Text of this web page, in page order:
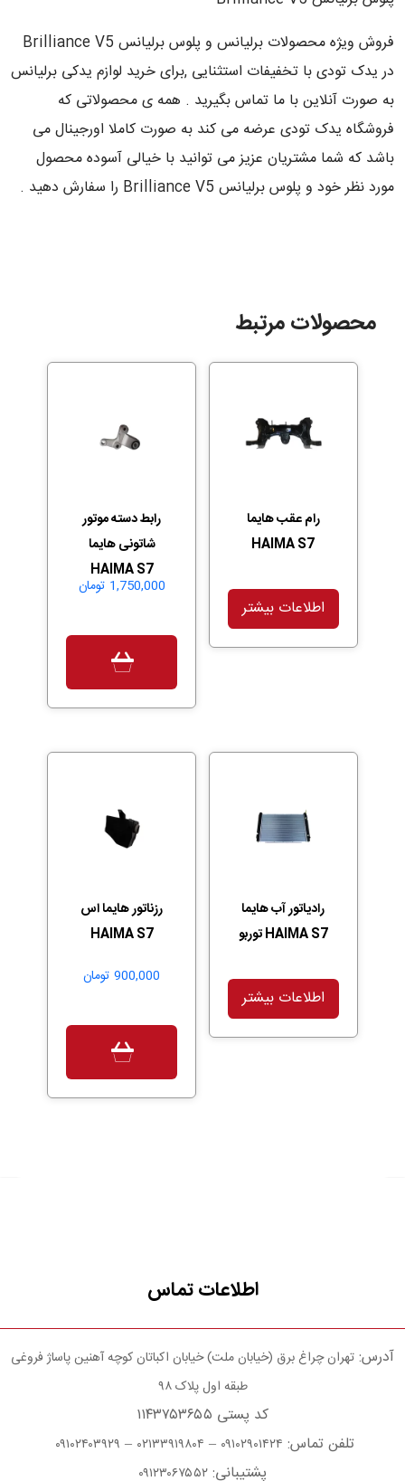
فروش ویژه محصولات برلیانس و پلوس برلیانس Brilliance V5
در یدک تودی با تخفیفات استثنایی ,برای خرید لوازم یدکی برلیانس
به صورت آنلاین با ما تماس بگیرید . همه ی محصولاتی که
فروشگاه یدک تودی عرضه می کند به صورت کاملا اورجینال می
باشد که شما مشتریان عزیز می توانید با خیالی آسوده محصول
مورد نظر خود و پلوس برلیانس Brilliance V5 را سفارش دهید .
محصولات مرتبط
رام عقب هایما
HAIMA S7
اطلاعات بیشتر
رابط دسته موتور
شاتونی هایما
HAIMA S7
1,750,000 تومان
رادیاتور آب هایما
HAIMA S7 توربو
اطلاعات بیشتر
رزناتور هایما اس
HAIMA S7
900,000 تومان
اطلاعات تماس
آدرس: تهران چراغ برق (خیابان ملت) خیابان اکباتان کوچه آهنین پاساژ فروغی
طبقه اول پلاک ۹۸
کد پستی ۱۱۴۳۷۵۳۶۵۵
تلفن تماس: ۰۹۱۰۲۹۰۱۴۲۴ – ۰۲۱۳۳۹۱۹۸۰۴ – ۰۹۱۰۲۴۰۳۹۲۹
پشتیبانی: ۰۹۱۲۳۰۶۷۵۵۲